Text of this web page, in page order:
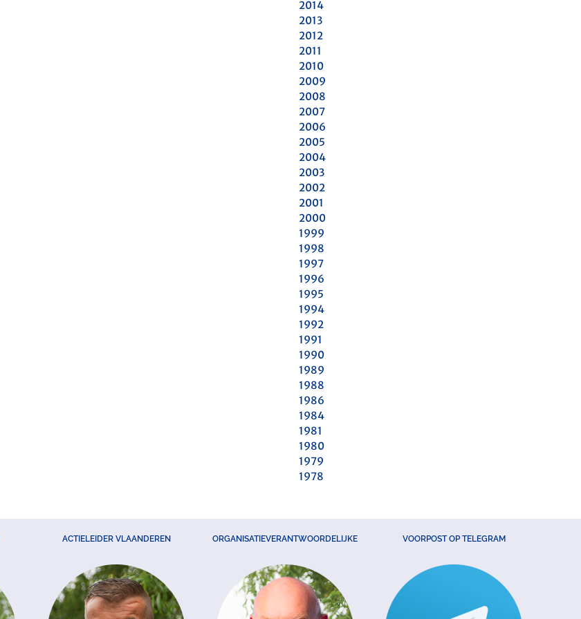
2014
2013
2012
2011
2010
2009
2008
2007
2006
2005
2004
2003
2002
2001
2000
1999
1998
1997
1996
1995
1994
1992
1991
1990
1989
1988
1986
1984
1981
1980
1979
1978
ACTIELEIDER VLAANDEREN ORGANISATIEVERANTWOORDELIJKE VOORPOST OP TELEGRAM